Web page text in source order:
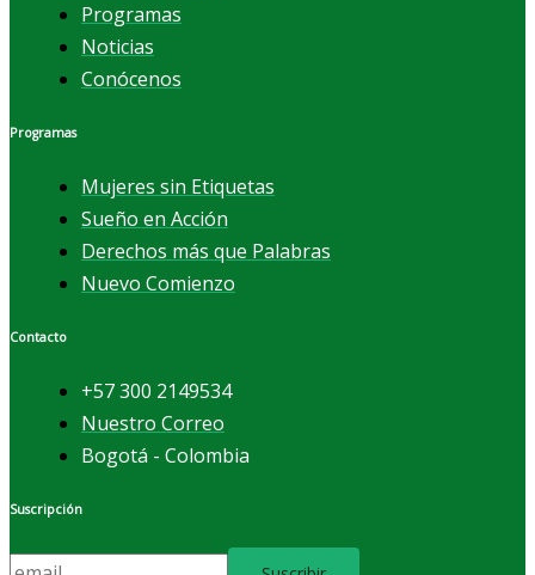
Programas
Noticias
Conócenos
Programas
Mujeres sin Etiquetas
Sueño en Acción
Derechos más que Palabras
Nuevo Comienzo
Contacto
+57 300 2149534
Nuestro Correo
Bogotá - Colombia
Suscripción